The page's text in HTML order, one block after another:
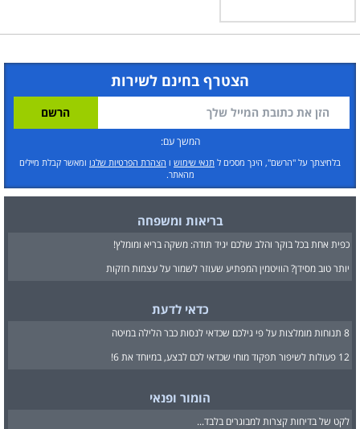
הצטרף בחינם לשירות
המשך עם:
בלחיצתך על "הרשם", הינך מסכים ל תנאי שימוש ו הצהרת הפרטיות שלנו ומאשר קבלת מיילים
מהאתר.
בריאות ומשפחה
כפית אחת בכל בוקר והלב שלכם יגיד תודה: משקה בריא ומומלץ!
יותר טוב מסידן? הוויטמין המפתיע שעוזר לשמור על עצמות חזקות
כדאי לדעת
8 תנוחות מומלצות על פי גילכם שכדאי לנסות כבר הלילה במיטה
12 פעולות לשיפור תפקוד מוחי שכדאי לכם לבצע, במיוחד את 6!
הומור ופנאי
לקט של בדיחות קצרות למבוגרים בלבד...